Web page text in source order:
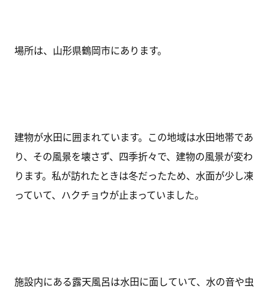
場所は、山形県鶴岡市にあります。
建物が水田に囲まれています。この地域は水田地帯であ
り、その風景を壊さず、四季折々で、建物の風景が変わ
ります。私が訪れたときは冬だったため、水面が少し凍
っていて、ハクチョウが止まっていました。
施設内にある露天風呂は水田に面していて、水の音や虫